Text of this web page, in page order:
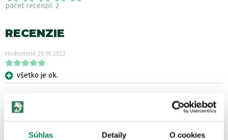
Súhlas Detaily O cookies
počet recenzií: 2
RECENZIE
Hodnotené 20.10.2022
všetko je ok.
ĎALŠIE PRODUKTY TEJ ISTEJ